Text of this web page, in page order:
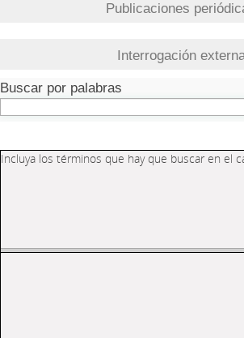
Publicaciones
Interrogación
Buscar por palabras